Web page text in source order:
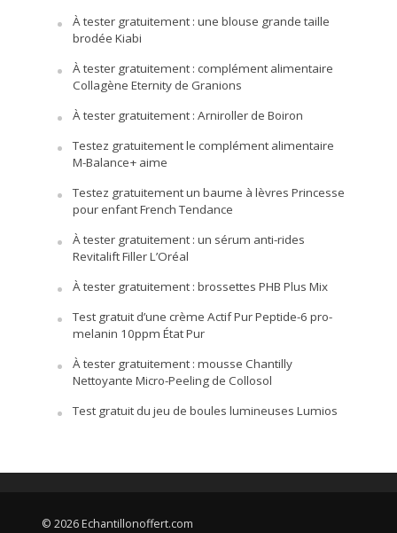
À tester gratuitement : une blouse grande taille
brodée Kiabi
À tester gratuitement : complément alimentaire
Collagène Eternity de Granions
À tester gratuitement : Arniroller de Boiron
Testez gratuitement le complément alimentaire
M-Balance+ aime
Testez gratuitement un baume à lèvres Princesse
pour enfant French Tendance
À tester gratuitement : un sérum anti-rides
Revitalift Filler L’Oréal
À tester gratuitement : brossettes PHB Plus Mix
Test gratuit d’une crème Actif Pur Peptide-6 pro-
melanin 10ppm État Pur
À tester gratuitement : mousse Chantilly
Nettoyante Micro-Peeling de Collosol
Test gratuit du jeu de boules lumineuses Lumios
© 2026 Echantillonoffert.com